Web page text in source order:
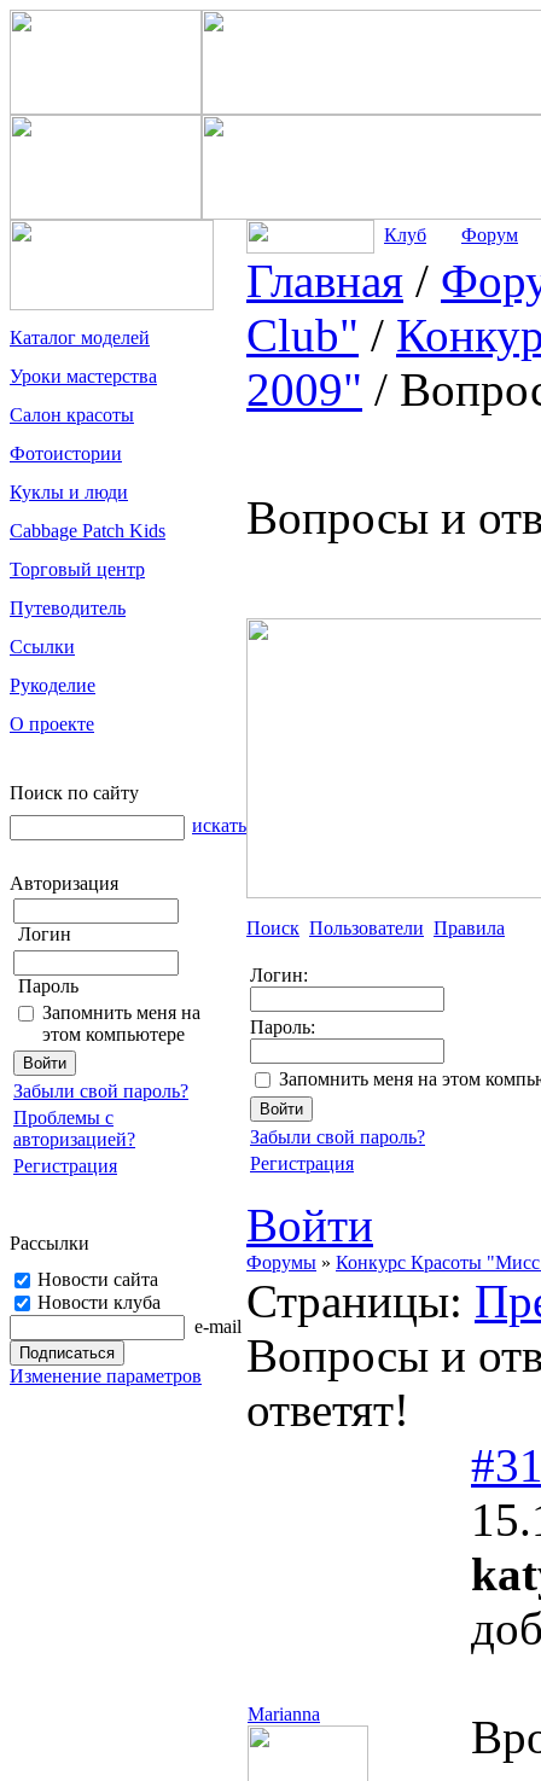
Каталог моделей
Уроки мастерства
Салон красоты
Фотоистории
Куклы и люди
Cabbage Patch Kids
Торговый центр
Путеводитель
Ссылки
Рукоделие
О проекте
Поиск по сайту
искать
Авторизация
Логин
Пароль
Запомнить меня на
этом компьютере
Забыли свой пароль?
Проблемы с
авторизацией?
Регистрация
Рассылки
Новости сайта
Новости клуба
e-mail
Изменение параметров
Клуб Форум
Главная /
Club" /
2009" /
Вопросы и
Поиск Пользователи Правила
Логин:
Пароль:
Запомнить меня на этом
Забыли свой пароль?
Регистрация
Войти
Форумы » Конкурс Красоты
Страницы:
Вопросы и
ответят!
Marianna